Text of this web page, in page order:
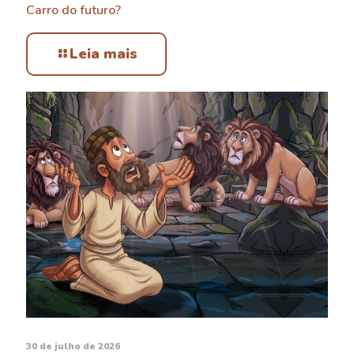
Carro do futuro?
Leia mais
30 de julho de 2026